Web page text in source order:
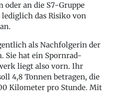
oder an die S7-Gruppe
lediglich das Risiko von
als Nachfolgerin der
Sie hat ein Spornrad-
liegt also vorn. Ihr
4,8 Tonnen betragen, die
Kilometer pro Stunde. Mit